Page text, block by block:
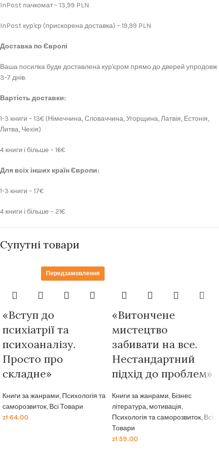
InPost пачкомат – 13,99 PLN
InPost кур'єр (прискорена доставка) – 19,99 PLN
Доставка по Європі
Ваша посилка буде доставлена кур'єром прямо до дверей упродовж
3-7 днів.
Вартість доставки:
1-3 книги – 13€ (Німеччина, Словаччина, Угорщина, Латвія, Естонія,
Литва, Чехія)
4 книги і більше – 16€
Для всіх інших країн Європи:
1-3 книги – 17€
4 книги і більше – 21€
Супутні товари
Передзамовлення
«Вступ до
психіатрії та
психоаналізу.
Просто про
складне»
Книги за жанрами, Психологія та
саморозвиток, Всі Товари
zł 64.00
«Витончене
мистецтво
забивати на все.
Нестандартний
підхід до проблем»
Книги за жанрами, Бізнес
література, мотивація,
Психологія та саморозвиток, Всі
Товари
zł 59.00